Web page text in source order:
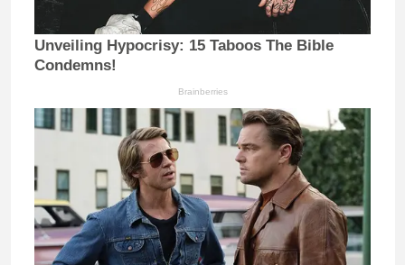
Unveiling Hypocrisy: 15 Taboos The Bible
Condemns!
Brainberries